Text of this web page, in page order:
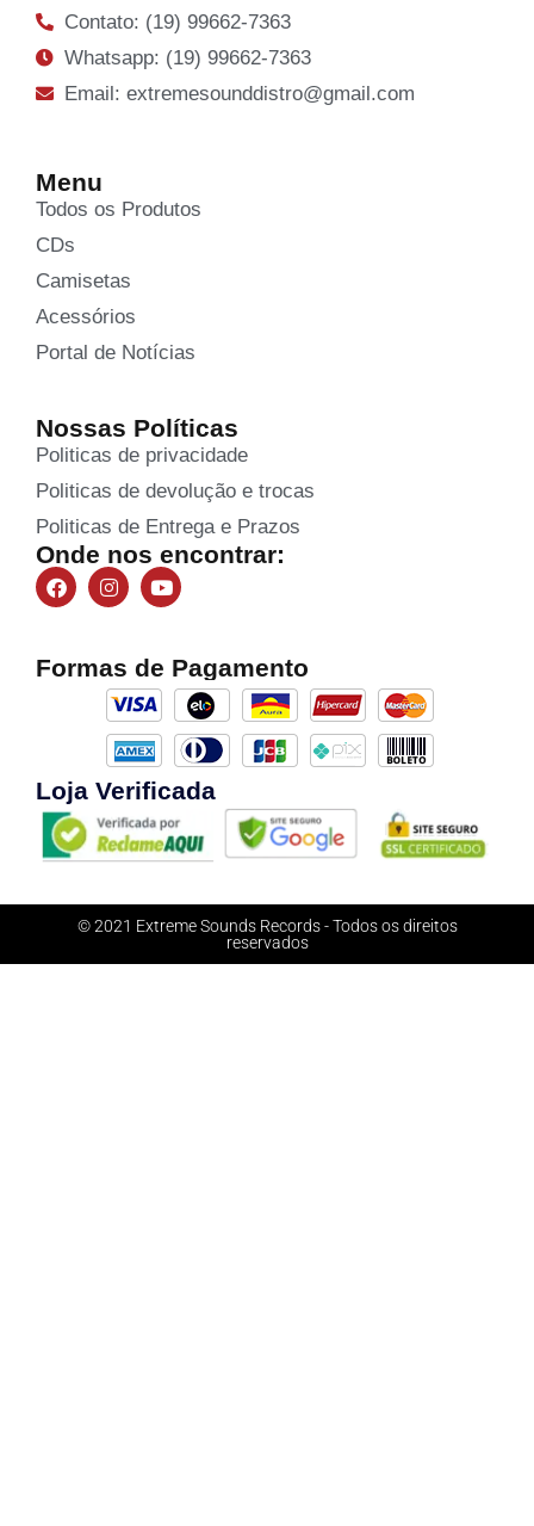
Contato: (19) 99662-7363
Whatsapp: (19) 99662-7363
Email: extremesounddistro@gmail.com
Menu
Todos os Produtos
CDs
Camisetas
Acessórios
Portal de Notícias
Nossas Políticas
Politicas de privacidade
Politicas de devolução e trocas
Politicas de Entrega e Prazos
Onde nos encontrar:
Formas de Pagamento
Loja Verificada
© 2021 Extreme Sounds Records - Todos os direitos
reservados